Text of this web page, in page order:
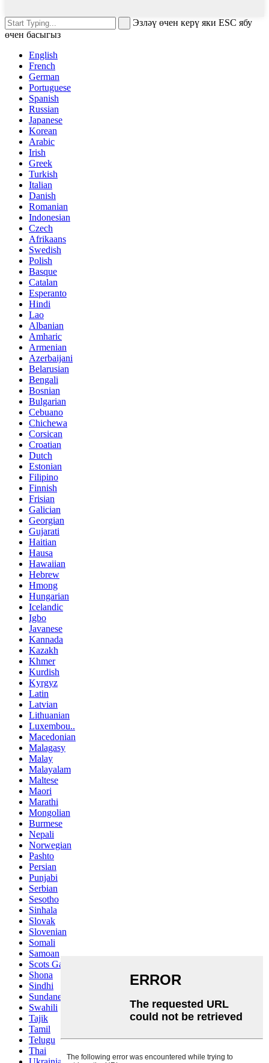
Эзләү өчен керү яки ESC ябу
өчен басыгыз
English
French
German
Portuguese
Spanish
Russian
Japanese
Korean
Arabic
Irish
Greek
Turkish
Italian
Danish
Romanian
Indonesian
Czech
Afrikaans
Swedish
Polish
Basque
Catalan
Esperanto
Hindi
Lao
Albanian
Amharic
Armenian
Azerbaijani
Belarusian
Bengali
Bosnian
Bulgarian
Cebuano
Chichewa
Corsican
Croatian
Dutch
Estonian
Filipino
Finnish
Frisian
Galician
Georgian
Gujarati
Haitian
Hausa
Hawaiian
Hebrew
Hmong
Hungarian
Icelandic
Igbo
Javanese
Kannada
Kazakh
Khmer
Kurdish
Kyrgyz
Latin
Latvian
Lithuanian
Luxembou..
Macedonian
Malagasy
Malay
Malayalam
Maltese
Maori
Marathi
Mongolian
Burmese
Nepali
Norwegian
Pashto
Persian
Punjabi
Serbian
Sesotho
Sinhala
Slovak
Slovenian
Somali
Samoan
Scots Gaelic
Shona
Sindhi
Sundanese
Swahili
Tajik
Tamil
Telugu
Thai